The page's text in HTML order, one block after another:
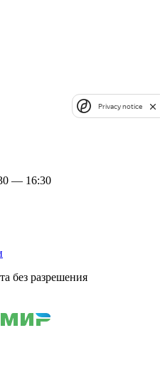
— 16:30
без разрешения
Privacy notice